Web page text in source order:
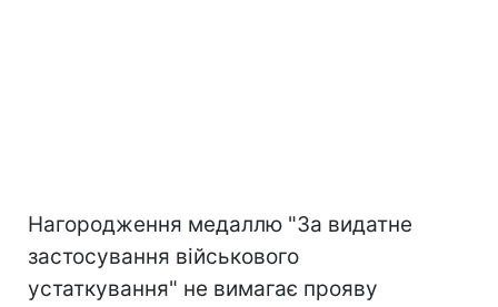
Нагородження медаллю "За видатне
застосування військового
устаткування" не вимагає прояву